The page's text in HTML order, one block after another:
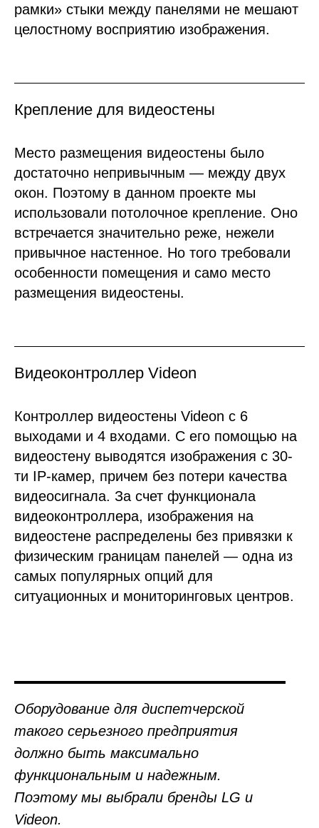
рамки» стыки между панелями не мешают
целостному восприятию изображения.
Крепление для видеостены
Место размещения видеостены было
достаточно непривычным — между двух
окон. Поэтому в данном проекте мы
использовали потолочное крепление. Оно
встречается значительно реже, нежели
привычное настенное. Но того требовали
особенности помещения и само место
размещения видеостены.
Видеоконтроллер Videon
Контроллер видеостены Videon с 6
выходами и 4 входами. С его помощью на
видеостену выводятся изображения с 30-
ти IP-камер, причем без потери качества
видеосигнала. За счет функционала
видеоконтроллера, изображения на
видеостене распределены без привязки к
физическим границам панелей — одна из
самых популярных опций для
ситуационных и мониторинговых центров.
Оборудование для диспетчерской
такого серьезного предприятия
должно быть максимально
функциональным и надежным.
Поэтому мы выбрали бренды LG и
Videon.